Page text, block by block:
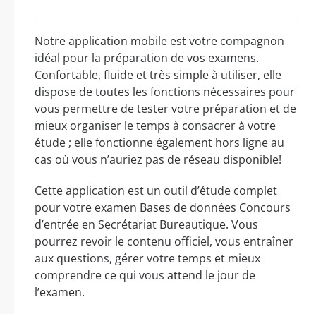
Notre application mobile est votre compagnon
idéal pour la préparation de vos examens.
Confortable, fluide et très simple à utiliser, elle
dispose de toutes les fonctions nécessaires pour
vous permettre de tester votre préparation et de
mieux organiser le temps à consacrer à votre
étude ; elle fonctionne également hors ligne au
cas où vous n’auriez pas de réseau disponible!
Cette application est un outil d’étude complet
pour votre examen Bases de données Concours
d’entrée en Secrétariat Bureautique. Vous
pourrez revoir le contenu officiel, vous entraîner
aux questions, gérer votre temps et mieux
comprendre ce qui vous attend le jour de
l’examen.